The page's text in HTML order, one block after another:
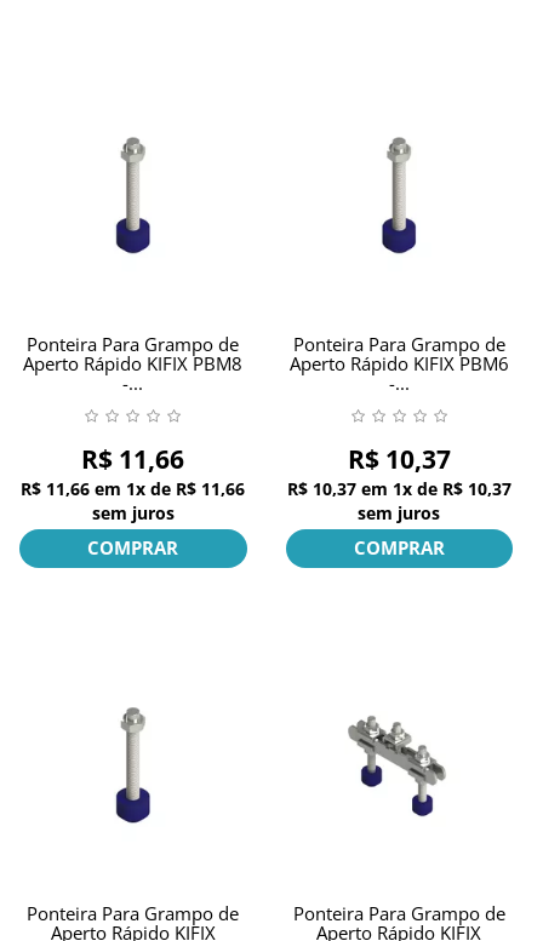
Ponteira Para Grampo de
Aperto Rápido KIFIX PBM8
-...
R$ 11,66
R$ 11,66 em 1x de R$ 11,66
sem juros
COMPRAR
Ponteira Para Grampo de
Aperto Rápido KIFIX PBM6
-...
R$ 10,37
R$ 10,37 em 1x de R$ 10,37
sem juros
COMPRAR
Ponteira Para Grampo de
Aperto Rápido KIFIX
Ponteira Para Grampo de
Aperto Rápido KIFIX